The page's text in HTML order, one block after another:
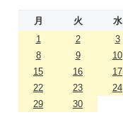
月 火 水
1
2 3
8
9 10
15
16 17
22
23 24
29
30